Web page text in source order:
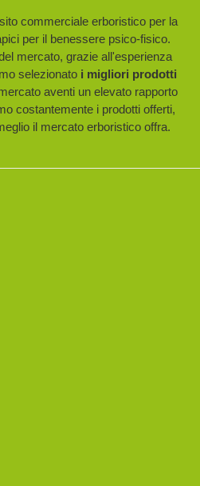
commerciale erboristico per la
per il benessere psico-fisico.
mercato, grazie all'esperienza
selezionato i migliori prodotti
aventi un elevato rapporto
costantemente i prodotti offerti,
il mercato erboristico offra.